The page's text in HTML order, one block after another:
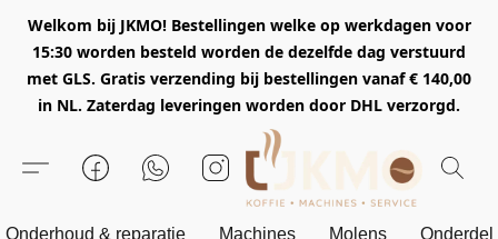
Welkom bij JKMO! Bestellingen welke op werkdagen voor
15:30 worden besteld worden de dezelfde dag verstuurd
met GLS. Gratis verzending bij bestellingen vanaf € 140,00
in NL. Zaterdag leveringen worden door DHL verzorgd.
Onderhoud & reparatie Machines Molens